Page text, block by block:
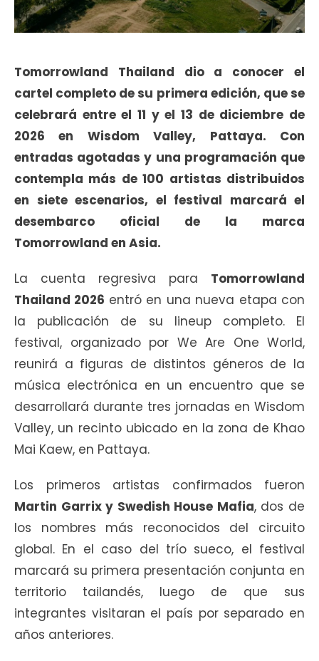
Tomorrowland Thailand dio a conocer el
cartel completo de su primera edición, que se
celebrará entre el 11 y el 13 de diciembre de
2026 en Wisdom Valley, Pattaya. Con
entradas agotadas y una programación que
contempla más de 100 artistas distribuidos
en siete escenarios, el festival marcará el
desembarco oficial de la marca
Tomorrowland en Asia.
La cuenta regresiva para Tomorrowland
Thailand 2026 entró en una nueva etapa con
la publicación de su lineup completo. El
festival, organizado por We Are One World,
reunirá a figuras de distintos géneros de la
música electrónica en un encuentro que se
desarrollará durante tres jornadas en Wisdom
Valley, un recinto ubicado en la zona de Khao
Mai Kaew, en Pattaya.
Los primeros artistas confirmados fueron
Martin Garrix y Swedish House Mafia, dos de
los nombres más reconocidos del circuito
global. En el caso del trío sueco, el festival
marcará su primera presentación conjunta en
territorio tailandés, luego de que sus
integrantes visitaran el país por separado en
años anteriores.